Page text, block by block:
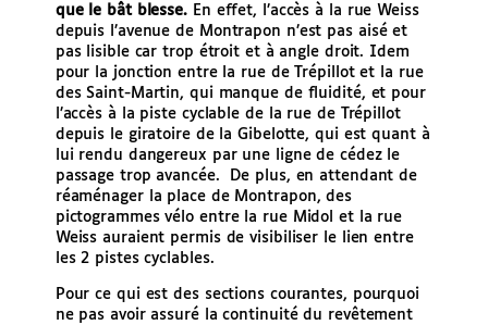
que le bât blesse. En effet, l’accès à la rue Weiss
depuis l’avenue de Montrapon n’est pas aisé et
pas lisible car trop étroit et à angle droit. Idem
pour la jonction entre la rue de Trépillot et la rue
des Saint-Martin, qui manque de fluidité, et pour
l’accès à la piste cyclable de la rue de Trépillot
depuis le giratoire de la Gibelotte, qui est quant à
lui rendu dangereux par une ligne de cédez le
passage trop avancée. De plus, en attendant de
réaménager la place de Montrapon, des
pictogrammes vélo entre la rue Midol et la rue
Weiss auraient permis de visibiliser le lien entre
les 2 pistes cyclables.
Pour ce qui est des sections courantes, pourquoi
ne pas avoir assuré la continuité du revêtement